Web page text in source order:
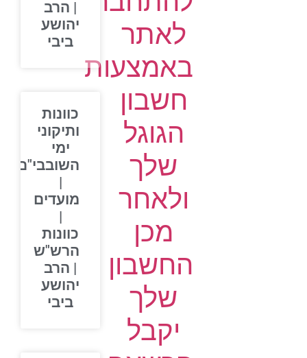
לאתר
באמצעות
חשבון
הגוגל
שלך
ולאחר
מכן
החשבון
שלך
יקבל
| הרב
יהושע
ביבי
כוונות
ותיקוני
ימי
השובבי"ם
מועדים
כוונות
הרש"ש
| הרב
יהושע
ביבי